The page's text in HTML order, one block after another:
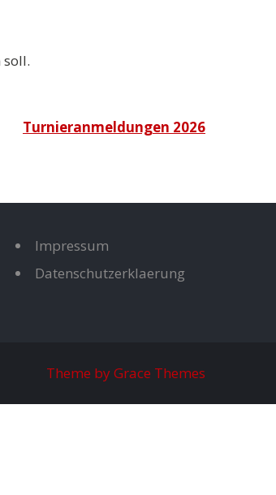
Turnieranmeldungen 2026
Impressum
Datenschutzerklaerung
Theme by Grace Themes